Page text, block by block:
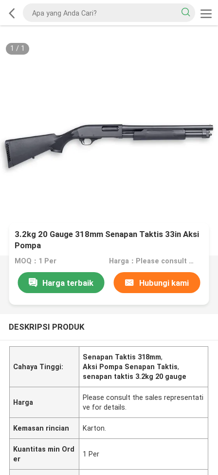
1 / 1
3.2kg 20 Gauge 318mm Senapan Taktis 33in Aksi
Pompa
MOQ：1 Per Harga：Please consult the sales representative for details.
Harga terbaik Hubungi kami
DESKRIPSI PRODUK
Cahaya Tinggi:
Senapan Taktis 318mm,
Aksi Pompa Senapan Taktis,
senapan taktis 3.2kg 20 gauge
Harga
Please consult the sales representati
ve for details.
Kemasan rincian Karton.
Kuantitas min Ord
er
1 Per